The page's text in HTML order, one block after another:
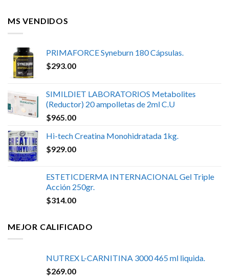
MS VENDIDOS
PRIMAFORCE Syneburn 180 Cápsulas.
$293.00
SIMILDIET LABORATORIOS Metabolites
(Reductor) 20 ampolletas de 2ml C.U
$965.00
Hi-tech Creatina Monohidratada 1kg.
$929.00
ESTETICDERMA INTERNACIONAL Gel Triple
Acción 250gr.
$314.00
MEJOR CALIFICADO
NUTREX L-CARNITINA 3000 465 ml liquida.
$269.00